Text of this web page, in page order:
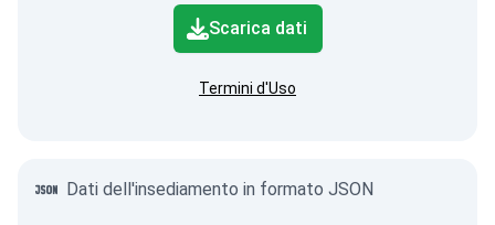
Scarica dati
Termini d'Uso
Dati dell'insediamento in formato JSON